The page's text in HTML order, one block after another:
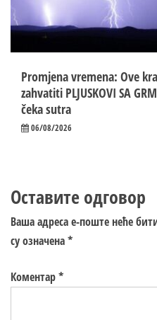
Promjena vremena: Ove
zahvatiti PLJUSKOVI SA
čeka sutra
06/08/2026
Оставите одговор
Ваша адреса е-поште неће
су означена*
Коментар*